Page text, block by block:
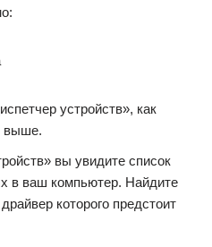
устройств», как
выше.
вы увидите список
в ваш компьютер. Найдите
которого предстоит